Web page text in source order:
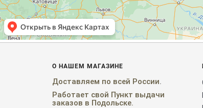
О НАШЕМ МАГАЗИНЕ
Доставляем по всей России.
Работает свой Пункт выдачи
заказов в Подольске.